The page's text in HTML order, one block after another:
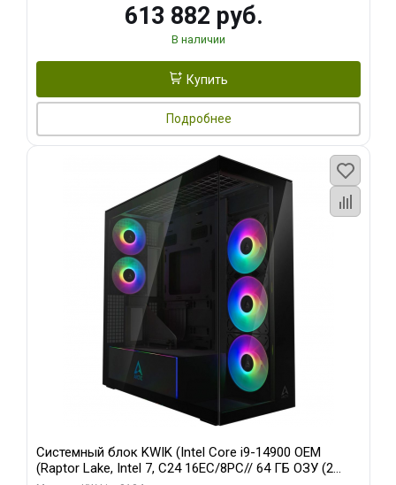
613 882 руб.
В наличии
Купить
Подробнее
Системный блок KWIK (Intel Core i9-14900 OEM
(Raptor Lake, Intel 7, C24 16EC/8PC// 64 ГБ ОЗУ (2